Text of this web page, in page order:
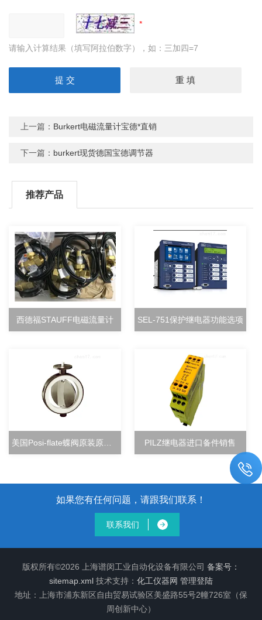
请输入计算结果（填写阿拉伯数字），如：三加四=7
上一篇： Burkert电磁流量计宝德*直销
下一篇： burkert现货德国宝德调节器
推荐产品
西德福STAUFF电磁流量计 SEL-751保护继电器功能选项
PILZ继电器进口备件销售
如果您有任何问题，请跟我们联系！
联系我们
版权所有©2026 上海谱闵工业自动化设备有限公司 备案号：
sitemap.xml 技术支持： 化工仪器网 管理登陆
地址：上海市浦东新区自由贸易试验区美盛路55号2幢726室（保
周创新中心）